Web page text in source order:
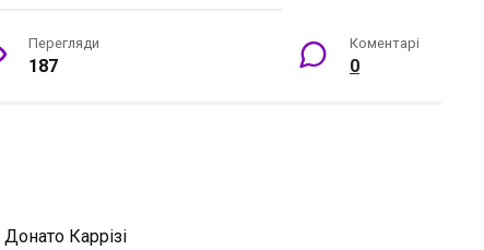
Перегляди
187
Коментарі
0
Донато Каррізі